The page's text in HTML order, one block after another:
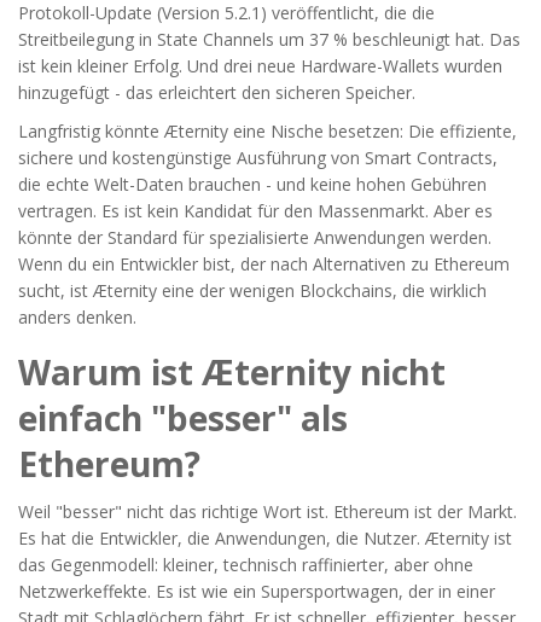
Protokoll-Update (Version 5.2.1) veröffentlicht, die die
Streitbeilegung in State Channels um 37 % beschleunigt hat. Das
ist kein kleiner Erfolg. Und drei neue Hardware-Wallets wurden
hinzugefügt - das erleichtert den sicheren Speicher.
Langfristig könnte Æternity eine Nische besetzen: Die effiziente,
sichere und kostengünstige Ausführung von Smart Contracts,
die echte Welt-Daten brauchen - und keine hohen Gebühren
vertragen. Es ist kein Kandidat für den Massenmarkt. Aber es
könnte der Standard für spezialisierte Anwendungen werden.
Wenn du ein Entwickler bist, der nach Alternativen zu Ethereum
sucht, ist Æternity eine der wenigen Blockchains, die wirklich
anders denken.
Warum ist Æternity nicht
einfach "besser" als
Ethereum?
Weil "besser" nicht das richtige Wort ist. Ethereum ist der Markt.
Es hat die Entwickler, die Anwendungen, die Nutzer. Æternity ist
das Gegenmodell: kleiner, technisch raffinierter, aber ohne
Netzwerkeffekte. Es ist wie ein Supersportwagen, der in einer